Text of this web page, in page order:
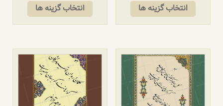
انتخاب گزینه ها
انتخاب گزینه ها